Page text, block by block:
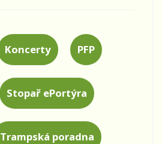
Koncerty PFP
Stopař ePortýra
Trampská poradna